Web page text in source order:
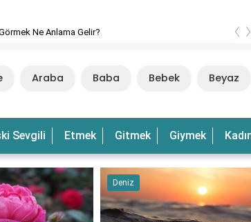
Rüyada Dalgalı Deniz Görmek Ne Anlama Gelir? ‹ ›
Araba Baba Bebek Beyaz
Sevgili Etmek Gitmek Giymek
Deniz